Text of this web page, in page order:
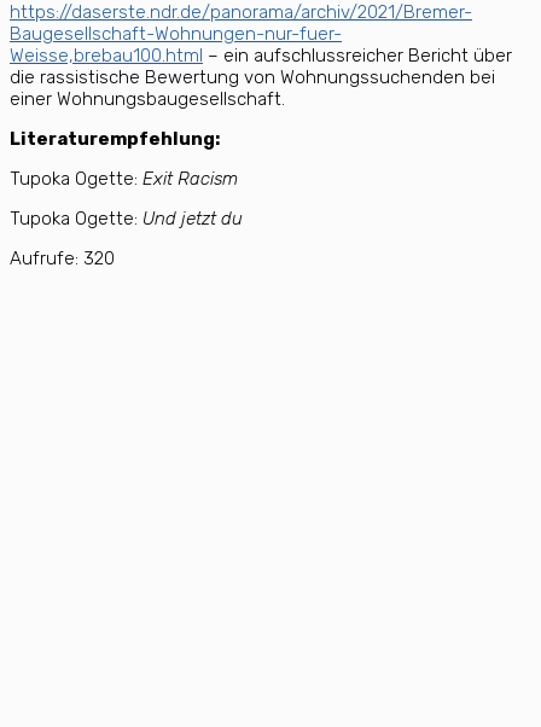
https://daserste.ndr.de/panorama/archiv/2021/Bremer-
Baugesellschaft-Wohnungen-nur-fuer-
Weisse,brebau100.html – ein aufschlussreicher Bericht über
die rassistische Bewertung von Wohnungssuchenden bei
einer Wohnungsbaugesellschaft.
Literaturempfehlung:
Tupoka Ogette: Exit Racism
Tupoka Ogette: Und jetzt du
Aufrufe: 320